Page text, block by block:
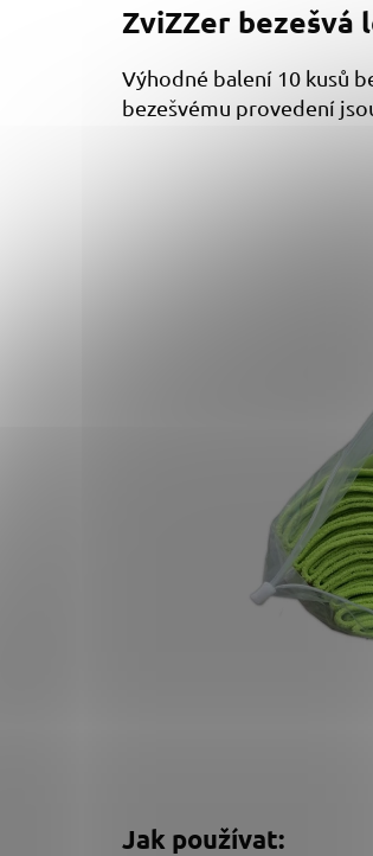
ZviZZer bezešvá
Výhodné balení 10 kusů
bezešvému provedení
Jak používat: